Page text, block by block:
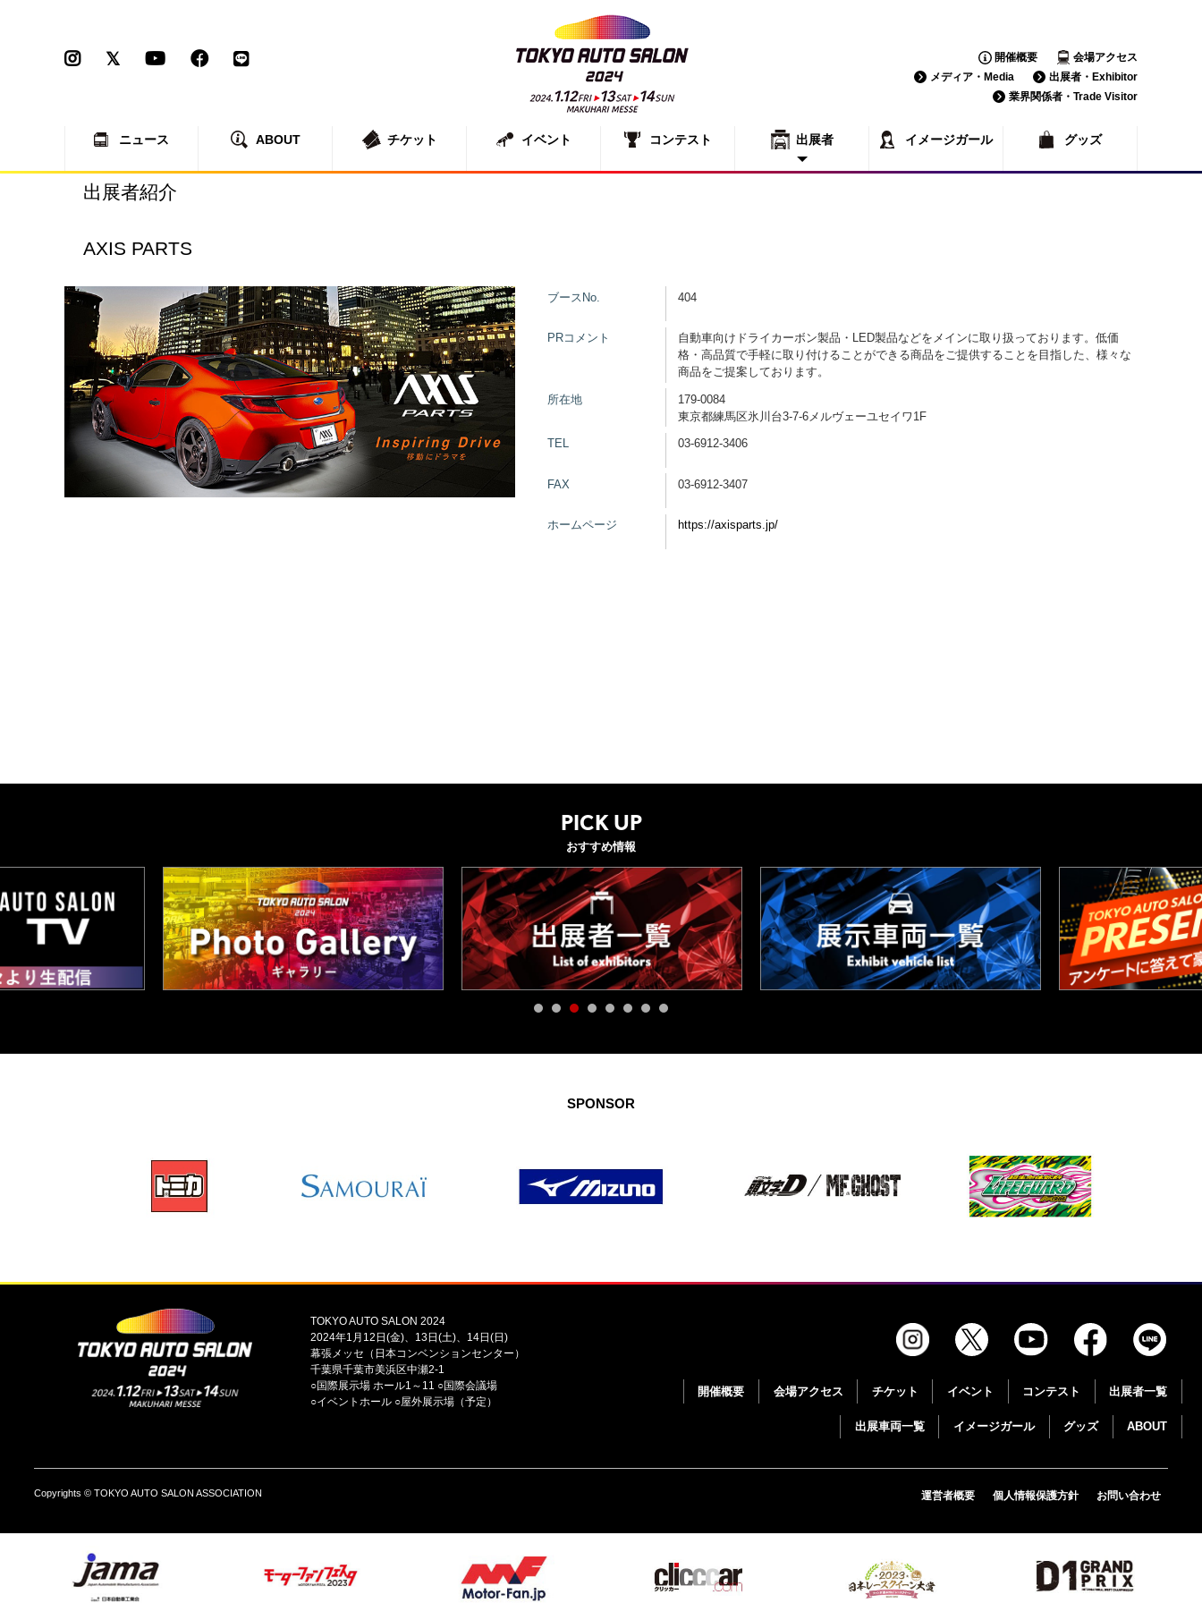
開催概要
会場アクセス
メディア・Media
出展者・Exhibitor
業界関係者・Trade Visitor
ニュース ABOUT チケット イベント コンテスト 出展者
出展者一覧
展示車両一覧
イメージガール グッズ
出展者紹介
AXIS PARTS
ブースNo. 404
PRコメント
自動車向けドライカーボン製品・LED製品などをメインに取り扱っております。低価
格・高品質で手軽に取り付けることができる商品をご提供することを目指した、様々な
商品をご提案しております。
所在地
179-0084
東京都練馬区氷川台3-7-6メルヴェーユセイワ1F
TEL 03-6912-3406
FAX 03-6912-3407
ホームページ https://axisparts.jp/
PICK UP
おすすめ情報
SPONSOR
TOKYO AUTO SALON 2024
2024年1月12日(金)、13日(土)、14日(日)
幕張メッセ（日本コンベンションセンター）
千葉県千葉市美浜区中瀬2-1
○国際展示場 ホール1～11 ○国際会議場
○イベントホール ○屋外展示場（予定）
開催概要 会場アクセス チケット イベント コンテスト 出展者一覧
出展車両一覧 イメージガール グッズ ABOUT
運営者概要 個人情報保護方針 お問い合わせ
Copyrights © TOKYO AUTO SALON ASSOCIATION